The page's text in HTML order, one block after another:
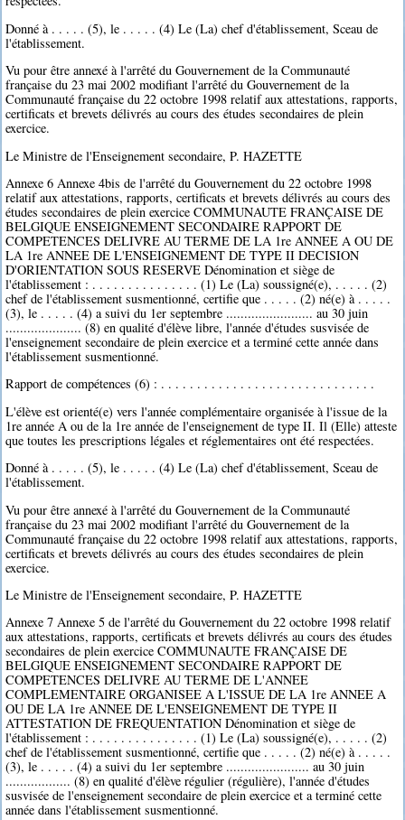
Donné à . . . . . (5), le . . . . . (4) Le (La) chef d'établissement, Sceau de
l'établissement.
Vu pour être annexé à l'arrêté du Gouvernement de la Communauté
française du 23 mai 2002 modifiant l'arrêté du Gouvernement de la
Communauté française du 22 octobre 1998 relatif aux attestations, rapports,
certificats et brevets délivrés au cours des études secondaires de plein
exercice.
Le Ministre de l'Enseignement secondaire, P. HAZETTE
Annexe 6 Annexe 4bis de l'arrêté du Gouvernement du 22 octobre 1998
relatif aux attestations, rapports, certificats et brevets délivrés au cours des
études secondaires de plein exercice COMMUNAUTE FRANÇAISE DE
BELGIQUE ENSEIGNEMENT SECONDAIRE RAPPORT DE
COMPETENCES DELIVRE AU TERME DE LA 1re ANNEE A OU DE
LA 1re ANNEE DE L'ENSEIGNEMENT DE TYPE II DECISION
D'ORIENTATION SOUS RESERVE Dénomination et siège de
l'établissement : . . . . . . . . . . . . . . . (1) Le (La) soussigné(e), . . . . . (2)
chef de l'établissement susmentionné, certifie que . . . . . (2) né(e) à . . . . .
(3), le . . . . . (4) a suivi du 1er septembre ........................ au 30 juin
..................... (8) en qualité d'élève libre, l'année d'études susvisée de
l'enseignement secondaire de plein exercice et a terminé cette année dans
l'établissement susmentionné.
Rapport de compétences (6) : . . . . . . . . . . . . . . . . . . . . . . . . . . . . . .
L'élève est orienté(e) vers l'année complémentaire organisée à l'issue de la
1re année A ou de la 1re année de l'enseignement de type II. Il (Elle) atteste
que toutes les prescriptions légales et réglementaires ont été respectées.
Donné à . . . . . (5), le . . . . . (4) Le (La) chef d'établissement, Sceau de
l'établissement.
Vu pour être annexé à l'arrêté du Gouvernement de la Communauté
française du 23 mai 2002 modifiant l'arrêté du Gouvernement de la
Communauté française du 22 octobre 1998 relatif aux attestations, rapports,
certificats et brevets délivrés au cours des études secondaires de plein
exercice.
Le Ministre de l'Enseignement secondaire, P. HAZETTE
Annexe 7 Annexe 5 de l'arrêté du Gouvernement du 22 octobre 1998 relatif
aux attestations, rapports, certificats et brevets délivrés au cours des études
secondaires de plein exercice COMMUNAUTE FRANÇAISE DE
BELGIQUE ENSEIGNEMENT SECONDAIRE RAPPORT DE
COMPETENCES DELIVRE AU TERME DE L'ANNEE
COMPLEMENTAIRE ORGANISEE A L'ISSUE DE LA 1re ANNEE A
OU DE LA 1re ANNEE DE L'ENSEIGNEMENT DE TYPE II
ATTESTATION DE FREQUENTATION Dénomination et siège de
l'établissement : . . . . . . . . . . . . . . . (1) Le (La) soussigné(e), . . . . . (2)
chef de l'établissement susmentionné, certifie que . . . . . (2) né(e) à . . . . .
(3), le . . . . . (4) a suivi du 1er septembre ....................... au 30 juin
.................. (8) en qualité d'élève régulier (régulière), l'année d'études
susvisée de l'enseignement secondaire de plein exercice et a terminé cette
année dans l'établissement susmentionné.